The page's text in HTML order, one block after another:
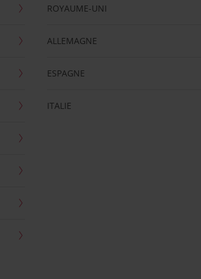
ROYAUME-UNI
ALLEMAGNE
ESPAGNE
ITALIE